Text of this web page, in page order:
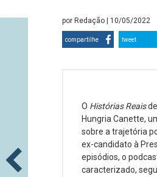
por Redação | 10/05/2022
compartilhe tweet
O Histórias Reais
Hungria Canette,
sobre a trajetória
ex-candidato à
episódios, o
caracterizado,